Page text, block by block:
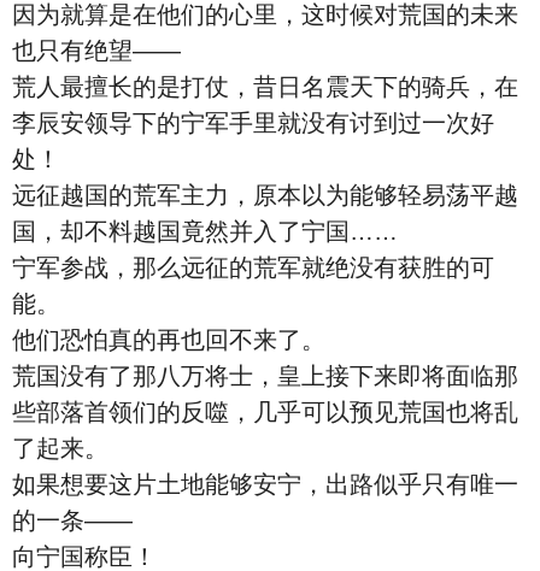
因为就算是在他们的心里，这时候对荒国的未来
也只有绝望——
荒人最擅长的是打仗，昔日名震天下的骑兵，在
李辰安领导下的宁军手里就没有讨到过一次好
处！
远征越国的荒军主力，原本以为能够轻易荡平越
国，却不料越国竟然并入了宁国……
宁军参战，那么远征的荒军就绝没有获胜的可
能。
他们恐怕真的再也回不来了。
荒国没有了那八万将士，皇上接下来即将面临那
些部落首领们的反噬，几乎可以预见荒国也将乱
了起来。
如果想要这片土地能够安宁，出路似乎只有唯一
的一条——
向宁国称臣！